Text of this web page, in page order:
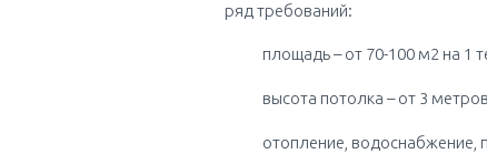
ряд требований:
площадь – от 70-100 м2 на 1
высота потолка – от 3
отопление, водоснабжение,